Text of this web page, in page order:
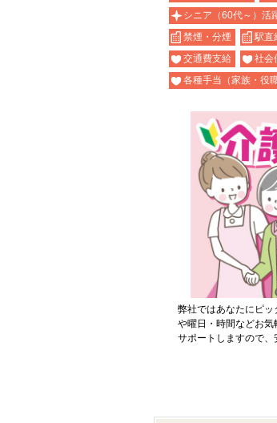
シニア（60代～）活
禁煙・分煙
駅直
交通費支給
社会
各種手当（家族・役
弊社ではあなたにピ
や曜日・時間などお気
サポートしますので、